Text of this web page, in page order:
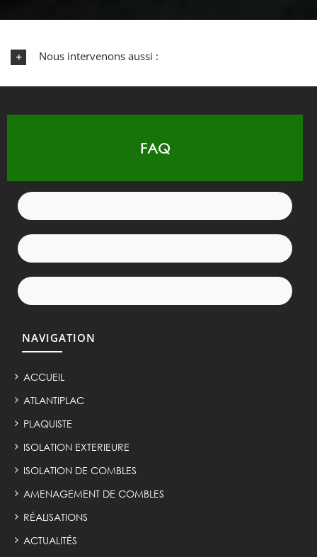
Nous intervenons aussi :
FAQ
NAVIGATION
ACCUEIL
ATLANTIPLAC
PLAQUISTE
ISOLATION EXTERIEURE
ISOLATION DE COMBLES
AMENAGEMENT DE COMBLES
RÉALISATIONS
ACTUALITÉS